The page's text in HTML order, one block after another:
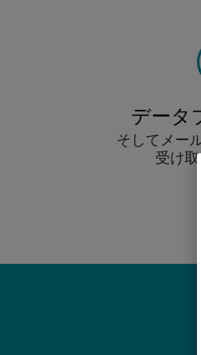
データ
そしてメー
受け